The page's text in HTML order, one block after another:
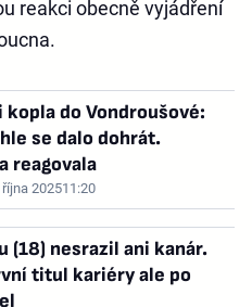
reakci obecně vyjádření
kopla do Vondroušové:
se dalo dohrát.
reagovala
října 202511:20
(18) nesrazil ani kanár.
titul kariéry ale po